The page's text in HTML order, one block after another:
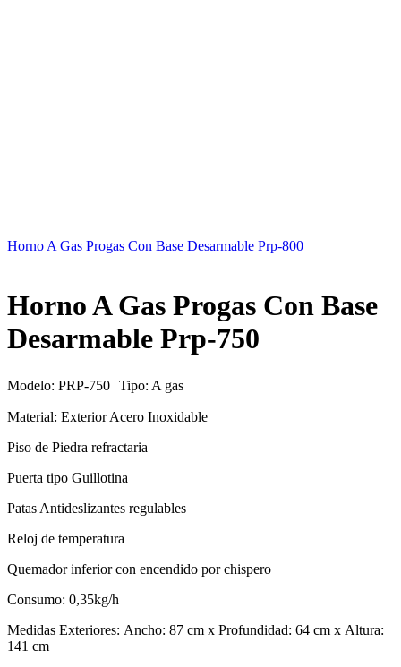
Horno A Gas Progas Con Base Desarmable Prp-800
Horno A Gas Progas Con Base
Desarmable Prp-750
Modelo: PRP-750 Tipo: A gas
Material: Exterior Acero Inoxidable
Piso de Piedra refractaria
Puerta tipo Guillotina
Patas Antideslizantes regulables
Reloj de temperatura
Quemador inferior con encendido por chispero
Consumo: 0,35kg/h
Medidas Exteriores: Ancho: 87 cm x Profundidad: 64 cm x Altura:
141 cm